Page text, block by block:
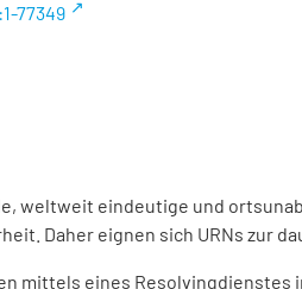
77349
weltweit eindeutige und
Daher eignen sich URNs zur
mittels eines